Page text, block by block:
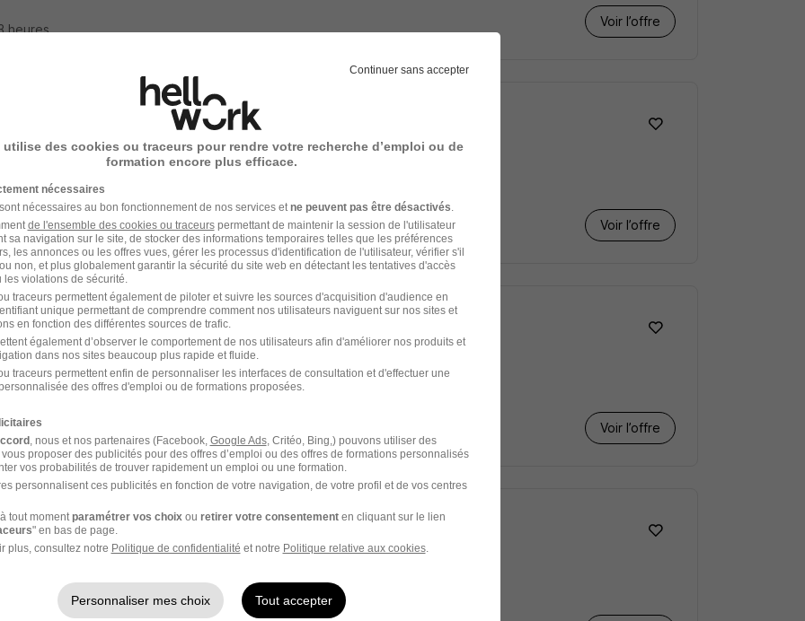
Voir l’offre
heures
Pneumatique H/F
Super recruteur
en-Genevois - 74
Voir l’offre
heures
Moto H/F
- 75 Intérim 13 - 16 € / heure 6 mois
Voir l’offre
Moto H/F
Intérim 2 200 - 2 800 € / mois
Continuer sans accepter
utilise des cookies ou traceurs pour rendre votre recherche d’emploi ou de
formation encore plus efficace.
nécessaires
nécessaires au bon fonctionnement de nos services et ne peuvent pas être désactivés
de l'ensemble des cookies ou traceurspermettant de maintenir la session de l'utilisateur
sa navigation sur le site, de stocker des informations temporaires telles que les préférences
les annonces ou les offres vues, gérer les processus d'identification de l'utilisateur, vérifier s'il
non, et plus globalement garantir la sécurité du site web en détectant les tentatives d'accès
violations de sécurité.
traceurs permettent également de piloter et suivre les sources d'acquisition d'audience en
unique permettant de comprendre comment nos utilisateurs naviguent sur nos sites et
en fonction des différentes sources de trafic.
également d’observer le comportement de nos utilisateurs afin d'améliorer nos produits et
dans nos sites beaucoup plus rapide et fluide.
traceurs permettent enfin de personnaliser les interfaces de consultation et d'effectuer une
des offres d'emploi ou de formations proposées.
, nous et nos partenaires (Facebook, Google Ads, Critéo, Bing,) pouvons utiliser des
proposer des publicités pour des offres d’emploi ou des offres de formations personnalisés
vos probabilités de trouver rapidement un emploi ou une formation.
personnalisent ces publicités en fonction de votre navigation, de votre profil et de vos centres
tout moment paramétrer vos choix ou retirer votre consentementen cliquant sur le lien
" en bas de page.
plus, consultez notre Politique de confidentialité et notre Politique relative aux cookies.
Personnaliser mes choix Tout accepter